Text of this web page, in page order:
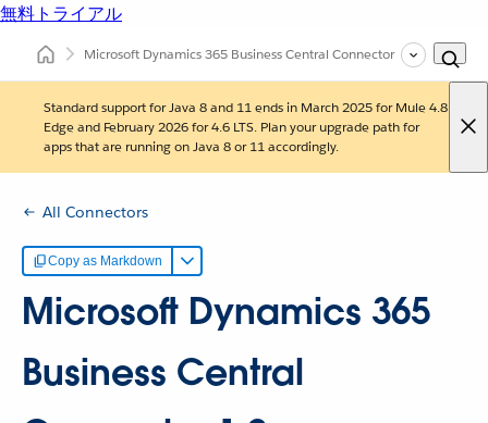
無料トライアル
Microsoft Dynamics 365 Business Central Connector (1.0)
Standard support for Java 8 and 11 ends in March 2025 for Mule 4.8
Edge and February 2026 for 4.6 LTS. Plan your upgrade path for
apps that are running on Java 8 or 11 accordingly.
All Connectors
Copy as Markdown
Microsoft Dynamics 365
Business Central